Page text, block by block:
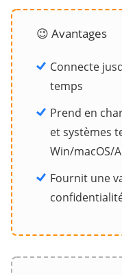
😉 Avantages
Connecte
temps
Prend en
et systèmes
Win/macOS/
Fournit une